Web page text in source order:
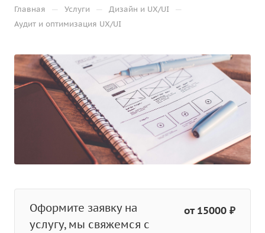
Главная — Услуги — Дизайн и UX/UI —
Аудит и оптимизация UX/UI
Оформите заявку на
услугу, мы свяжемся с
от 15000 ₽